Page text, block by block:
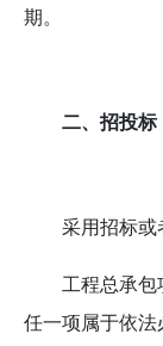
期。
二、招投标
采用招标或
工程总承
任一项属于依